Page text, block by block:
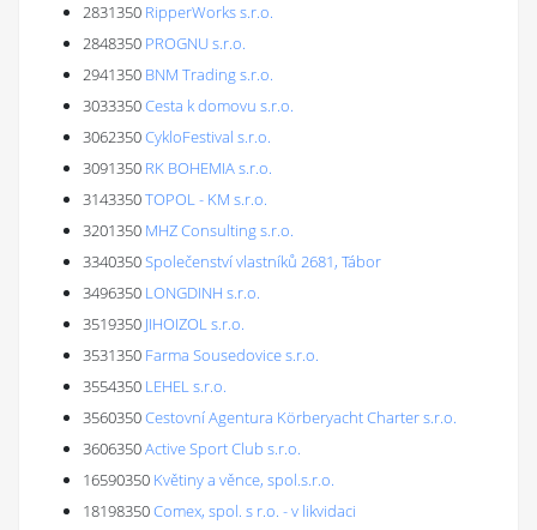
2831350 RipperWorks s.r.o.
2848350 PROGNU s.r.o.
2941350 BNM Trading s.r.o.
3033350Cesta k domovu s.r.o.
3062350CykloFestival s.r.o.
3091350 RK BOHEMIA s.r.o.
3143350TOPOL - KM s.r.o.
3201350 MHZ Consulting s.r.o.
3340350Společenství vlastníků 2681, Tábor
3496350 LONGDINH s.r.o.
3519350 JIHOIZOL s.r.o.
3531350 Farma Sousedovice s.r.o.
3554350 LEHEL s.r.o.
3560350Cestovní Agentura Körberyacht Charter s.r.o.
3606350Active Sport Club s.r.o.
16590350 Květiny a věnce, spol.s.r.o.
18198350Comex, spol. s r.o. - v likvidaci